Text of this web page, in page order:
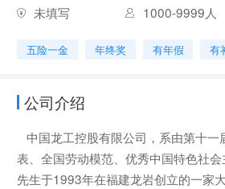
未填写
1000-9999人
五险一金 年终奖 有年假 有
公司介绍
中国龙工控股有限公司，系由第十一
表、全国劳动模范、优秀中国特色社
先生于1993年在福建龙岩创立的一家